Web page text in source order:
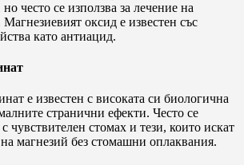
често се използва за лечение на
оксид е известен със
като антиацид.
е известен с високата си биологична
странични ефекти. Често се
чувствителен стомах и тези, които искат
магнезий без стомашни оплаквания.